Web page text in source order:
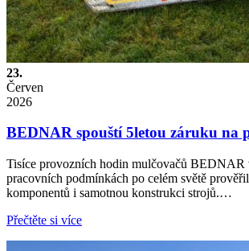
23.
Červen
2026
BEDNAR spouští 5letou záruku na
Tisíce provozních hodin mulčovačů BEDNAR
pracovních podmínkách po celém světě
komponentů i samotnou konstrukci strojů.…
Přečtěte si více